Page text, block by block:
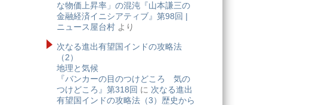
な物価上昇率」の混沌『山本謙三の
金融経済イニシアティブ』第98回 |
ニュース屋台村 より
次なる進出有望国インドの攻略法
（2）
地理と気候
『バンカーの目のつけどころ 気の
つけどころ』第318回 に 次なる進出
有望国インドの攻略法（3）歴史から